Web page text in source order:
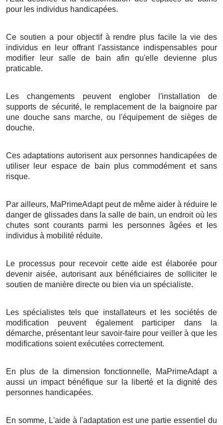
pour les individus handicapées.
Ce soutien a pour objectif à rendre plus facile la vie des
individus en leur offrant l'assistance indispensables pour
modifier leur salle de bain afin qu'elle devienne plus
praticable.
Les changements peuvent englober l'installation de
supports de sécurité, le remplacement de la baignoire par
une douche sans marche, ou l'équipement de sièges de
douche.
Ces adaptations autorisent aux personnes handicapées de
utiliser leur espace de bain plus commodément et sans
risque.
Par ailleurs, MaPrimeAdapt peut de même aider à réduire le
danger de glissades dans la salle de bain, un endroit où les
chutes sont courants parmi les personnes âgées et les
individus à mobilité réduite.
Le processus pour recevoir cette aide est élaborée pour
devenir aisée, autorisant aux bénéficiaires de solliciter le
soutien de manière directe ou bien via un spécialiste.
Les spécialistes tels que installateurs et les sociétés de
modification peuvent également participer dans la
démarche, présentant leur savoir-faire pour veiller à que les
modifications soient exécutées correctement.
En plus de la dimension fonctionnelle, MaPrimeAdapt a
aussi un impact bénéfique sur la liberté et la dignité des
personnes handicapées.
En somme, L'aide à l'adaptation est une partie essentiel du